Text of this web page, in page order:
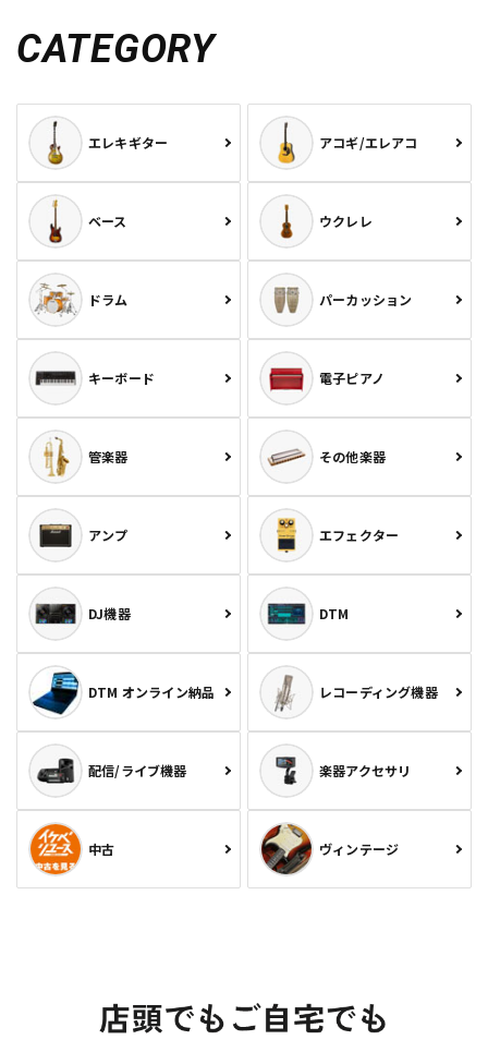
CATEGORY
エレキギター アコギ/エレアコ
ベース ウクレレ
ドラム パーカッション
キーボード 電子ピアノ
管楽器 その他楽器
アンプ エフェクター
DJ機器 DTM
DTM オンライン納品 レコーディング機器
配信/ライブ機器 楽器アクセサリ
中古 ヴィンテージ